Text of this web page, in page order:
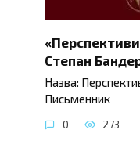
«Перспективи
Степан
Назва:
Письменник
0 273